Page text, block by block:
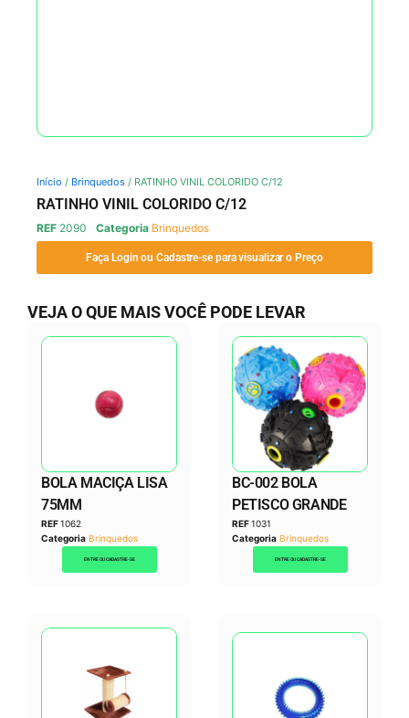
Início / Brinquedos / RATINHO VINIL COLORIDO C/12
RATINHO VINIL COLORIDO C/12
REF 2090 Categoria Brinquedos
Faça Login ou Cadastre-se para visualizar o Preço
VEJA O QUE MAIS VOCÊ PODE LEVAR
BOLA MACIÇA LISA
75MM
REF1062
Categoria Brinquedos
ENTRE OU CADASTRE-SE
BC-002 BOLA
PETISCO GRANDE
REF1031
Categoria Brinquedos
ENTRE OU CADASTRE-SE